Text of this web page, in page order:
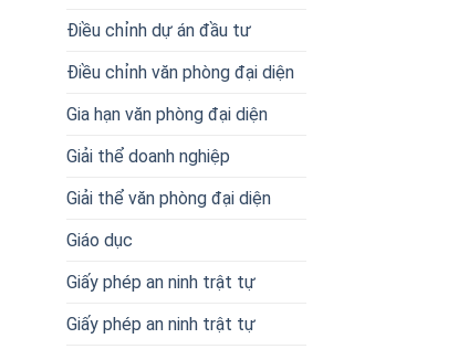
Điều chỉnh dự án đầu tư
Điều chỉnh văn phòng đại diện
Gia hạn văn phòng đại diện
Giải thể doanh nghiệp
Giải thể văn phòng đại diện
Giáo dục
Giấy phép an ninh trật tự
Giấy phép an ninh trật tự